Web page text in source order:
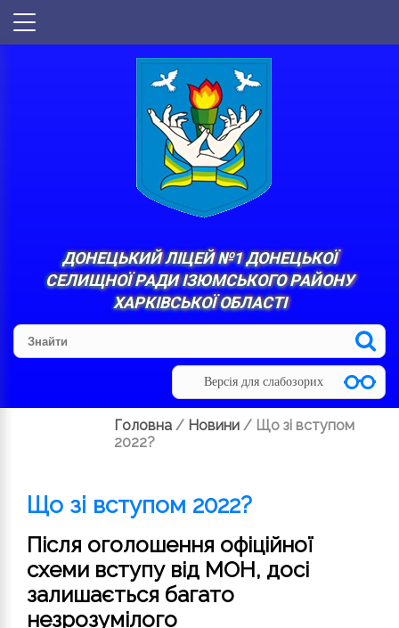
ДОНЕЦЬКИЙ ЛІЦЕЙ №1 ДОНЕЦЬКОЇ
СЕЛИЩНОЇ РАДИ ІЗЮМСЬКОГО РАЙОНУ
ХАРКІВСЬКОЇ ОБЛАСТІ
Версія для слабозорих
Головна / Новини / Що зі вступом
2022?
Що зі вступом 2022?
Після оголошення офіційної
схеми вступу від МОН, досі
залишається багато
незрозумілого